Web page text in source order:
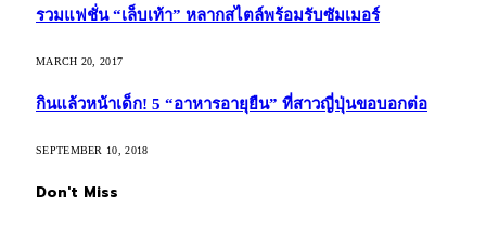
รวมแฟชั่น “เล็บเท้า” หลากสไตล์พร้อมรับซัมเมอร์
MARCH 20, 2017
กินแล้วหน้าเด็ก! 5 “อาหารอายุยืน” ที่สาวญี่ปุ่นขอบอกต่อ
SEPTEMBER 10, 2018
Don't Miss